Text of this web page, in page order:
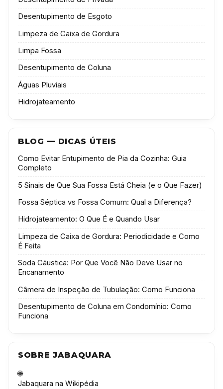
Desentupimento de Esgoto
Limpeza de Caixa de Gordura
Limpa Fossa
Desentupimento de Coluna
Águas Pluviais
Hidrojateamento
BLOG — DICAS ÚTEIS
Como Evitar Entupimento de Pia da Cozinha: Guia
Completo
5 Sinais de Que Sua Fossa Está Cheia (e o Que Fazer)
Fossa Séptica vs Fossa Comum: Qual a Diferença?
Hidrojateamento: O Que É e Quando Usar
Limpeza de Caixa de Gordura: Periodicidade e Como
É Feita
Soda Cáustica: Por Que Você Não Deve Usar no
Encanamento
Câmera de Inspeção de Tubulação: Como Funciona
Desentupimento de Coluna em Condomínio: Como
Funciona
SOBRE JABAQUARA
🌐
Jabaquara na Wikipédia